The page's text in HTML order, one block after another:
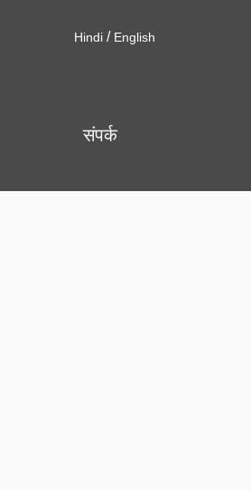
Hindi / English
संपर्क